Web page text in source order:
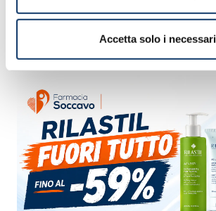
Accetta solo i necessari